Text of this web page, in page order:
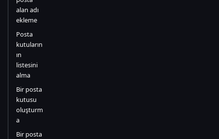
alan adı
ekleme
Posta
kutuların
ın
listesini
alma
Bir posta
kutusu
oluşturm
a
Bir posta